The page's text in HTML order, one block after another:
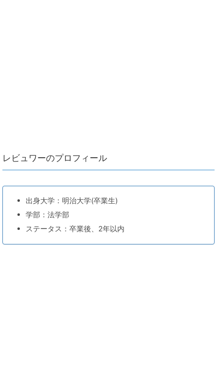
レビュワーのプロフィール
出身大学：明治大学(卒業生)
学部：法学部
ステータス：卒業後、2年以内